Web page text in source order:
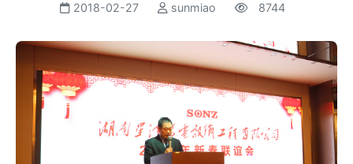
2018-02-27 sunmiao 8744